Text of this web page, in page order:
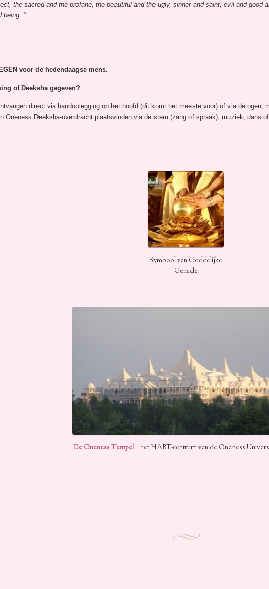
the sacred and the profane, the beautiful and the ugly, sinner and saint, evil and
being. “
voor de hedendaagse mens.
of Deeksha gegeven?
direct via handoplegging op het hoofd (dit komt het meeste voor) of via de ogen,
Oneness Deeksha-overdracht plaatsvinden via de stem (zang of spraak), muziek, dans
Symbool van Goddelijke
Genade
De Oneness Tempel– het HART-centrum van de Oneness